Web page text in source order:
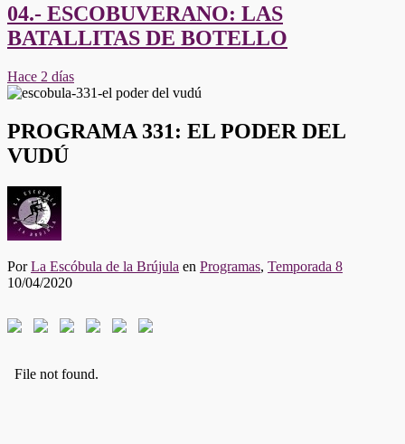
04.- ESCOBUVERANO: LAS
BATALLITAS DE BOTELLO
Hace 2 días
PROGRAMA 331: EL PODER DEL
VUDÚ
PorLa Escóbula de la Brújula en Programas, Temporada 8
10/04/2020